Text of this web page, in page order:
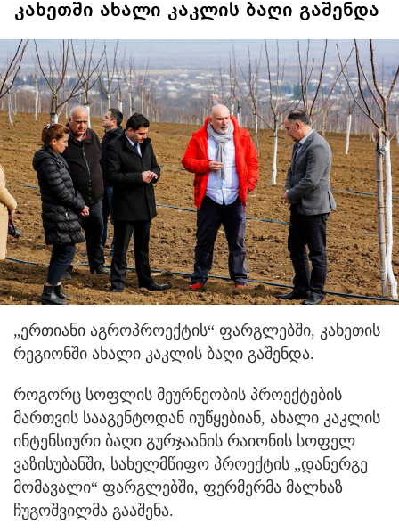
კახეთში ახალი კაკლის ბაღი გაშენდა
„ერთიანი აგროპროექტის“ ფარგლებში, კახეთის
რეგიონში ახალი კაკლის ბაღი გაშენდა.
როგორც სოფლის მეურნეობის პროექტების
მართვის სააგენტოდან იუწყებიან, ახალი კაკლის
ინტენსიური ბაღი გურჯაანის რაიონის სოფელ
ვაზისუბანში, სახელმწიფო პროექტის „დანერგე
მომავალი“ ფარგლებში, ფერმერმა მალხაზ
ჩუგოშვილმა გააშენა.